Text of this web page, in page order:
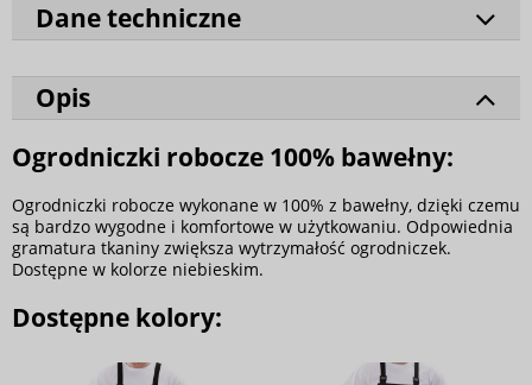
Dane techniczne
Opis
Ogrodniczki robocze 100% bawełny:
Ogrodniczki robocze wykonane w 100% z bawełny, dzięki czemu
są bardzo wygodne i komfortowe w użytkowaniu. Odpowiednia
gramatura tkaniny zwiększa wytrzymałość ogrodniczek.
Dostępne w kolorze niebieskim.
Dostępne kolory: